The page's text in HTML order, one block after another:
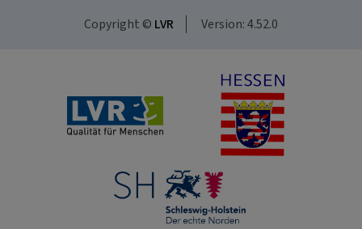
Copyright © LVR Version: 4.52.0